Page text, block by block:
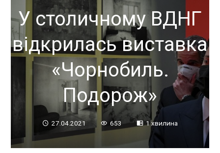
У столичному ВДНГ
відкрилась виставка
«Чорнобиль.
Подорож»
27.04.2021 653 1 хвилина